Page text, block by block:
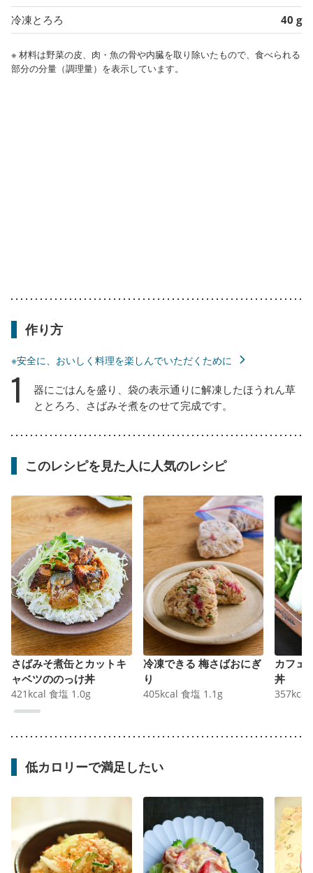
冷凍とろろ 40 g
※ 材料は野菜の皮、肉・魚の骨や内臓を取り除いたもので、食べられる
部分の分量（調理量）を表示しています。
作り方
※安全に、おいしく料理を楽しんでいただくために
1
器にごはんを盛り、袋の表示通りに解凍したほうれん草
ととろろ、さばみそ煮をのせて完成です。
このレシピを見た人に人気のレシピ
さばみそ煮缶とカットキ
ャベツののっけ丼
421 kcal 食塩 1.0g
冷凍できる 梅さばおにぎ
り
405kcal 食塩 1.1 g
カフェ
丼
357kcal
低カロリーで満足したい